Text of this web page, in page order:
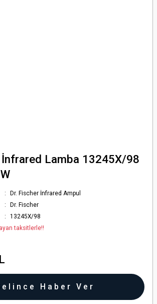
İnfrared Lamba 13245X/98
Dr. Fischer İnfrared Ampul
Dr. Fischer
13245X/98
taksitlerle!!
Haber Ver